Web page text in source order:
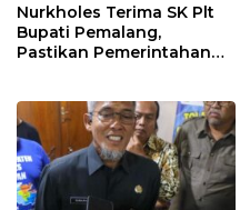
Nurkholes Terima SK Plt
Bupati Pemalang,
Pastikan Pemerintahan